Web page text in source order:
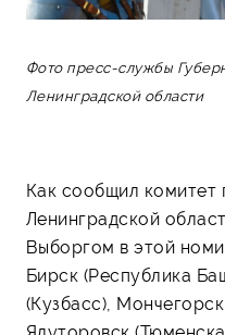
Фото пресс-службы
Ленинградской области
Как сообщил комитет
Ленинградской
Выборгом в этой
Бирск (Республика
(Кузбасс),